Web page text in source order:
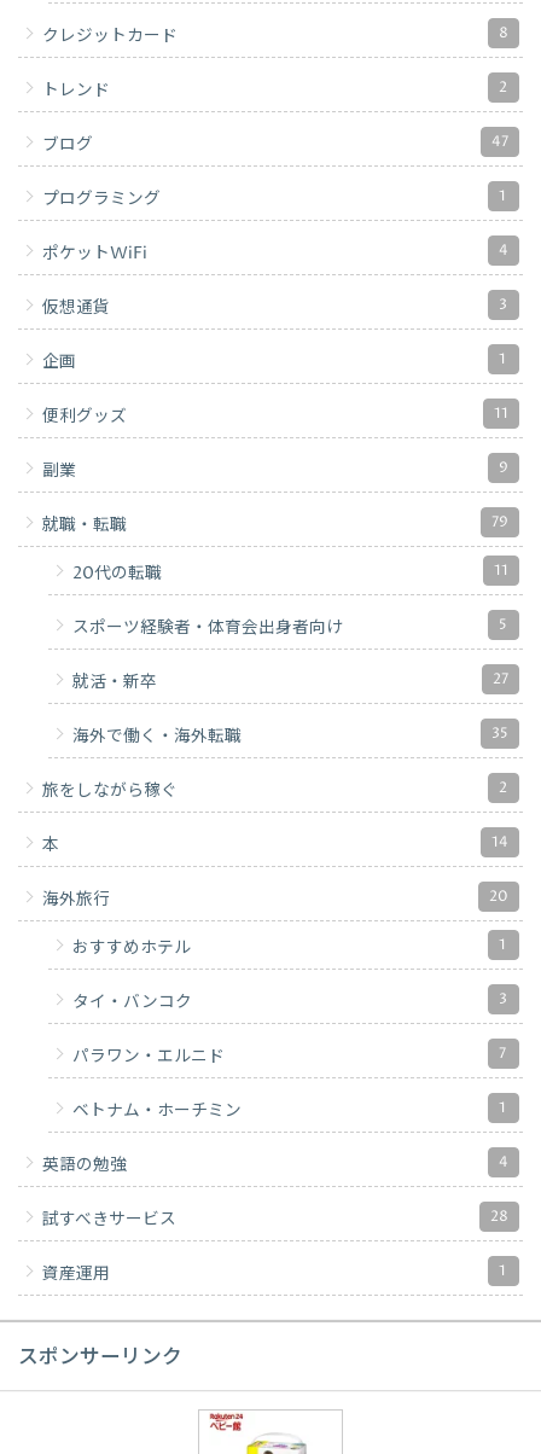
クレジットカード 8
トレンド 2
ブログ 47
プログラミング 1
ポケットWiFi 4
仮想通貨 3
企画 1
便利グッズ 11
副業 9
就職・転職 79
20代の転職 11
スポーツ経験者・体育会出身者向け 5
就活・新卒 27
海外で働く・海外転職 35
旅をしながら稼ぐ 2
本 14
海外旅行 20
おすすめホテル 1
タイ・バンコク 3
パラワン・エルニド 7
ベトナム・ホーチミン 1
英語の勉強 4
試すべきサービス 28
資産運用 1
スポンサーリンク